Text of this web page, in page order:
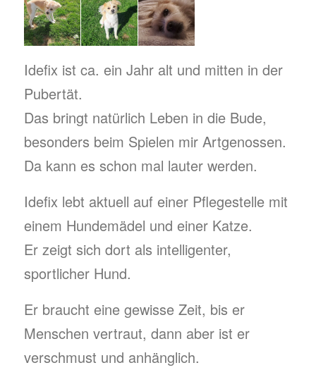
Idefix ist ca. ein Jahr alt und mitten in der
Pubertät.
Das bringt natürlich Leben in die Bude,
besonders beim Spielen mir Artgenossen.
Da kann es schon mal lauter werden.
Idefix lebt aktuell auf einer Pflegestelle mit
einem Hundemädel und einer Katze.
Er zeigt sich dort als intelligenter,
sportlicher Hund.
Er braucht eine gewisse Zeit, bis er
Menschen vertraut, dann aber ist er
verschmust und anhänglich.